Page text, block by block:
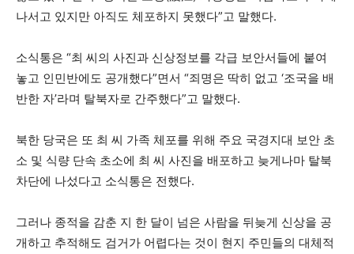
나서고 있지만 아직도 체포하지 못했다”고 말했다.
소식통은 “최 씨의 사진과 신상정보를 각급 보안서들에 붙여
놓고 인민반에도 공개했다”면서 “죄명은 딱히 없고 ‘조국을 배
반한 자’라며 탈북자로 간주했다”고 말했다.
북한 당국은 또 최 씨 가족 체포를 위해 주요 국경지대 보안 초
소 및 식량 단속 초소에 최 씨 사진을 배포하고 늦게나마 탈북
차단에 나섰다고 소식통은 전했다.
그러나 종적을 감춘 지 한 달이 넘은 사람을 뒤늦게 신상을 공
개하고 추적해도 검거가 어렵다는 것이 현지 주민들의 대체적